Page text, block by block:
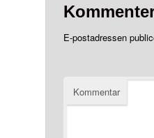
E-postadressen
Kommentar